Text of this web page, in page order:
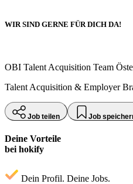
WIR SIND GERNE FÜR DICH DA!
OBI Talent Acquisition Team
Talent Acquisition & Employer
Job teilen Job
Deine Vorteile
bei hokify
Dein Profil. Deine Jobs.